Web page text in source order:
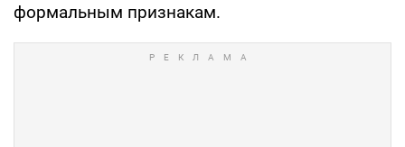
формальным признакам.